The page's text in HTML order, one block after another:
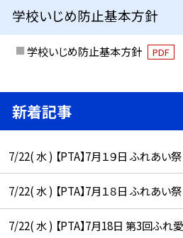
学校いじめ防止基本方針
学校いじめ防止基本方針 PDF
新着記事
7/22( 水 ) 【PTA】7月１９日 ふれあ
7/22( 水 ) 【PTA】7月１８日 ふれあい祭
7/22( 水 ) 【PTA】7月18日 第3回ふれ愛